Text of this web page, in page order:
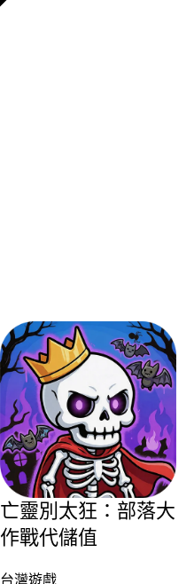
亡靈別太狂：部落大
作戰代儲值
台灣遊戲